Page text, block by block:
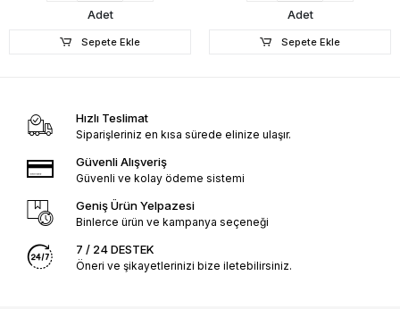
Adet
Sepete Ekle
Adet
Sepete Ekle
Hızlı Teslimat
Siparişleriniz en kısa sürede elinize ulaşır.
Güvenli Alışveriş
Güvenli ve kolay ödeme sistemi
Geniş Ürün Yelpazesi
Binlerce ürün ve kampanya seçeneği
7 / 24 DESTEK
Öneri ve şikayetlerinizi bize iletebilirsiniz.